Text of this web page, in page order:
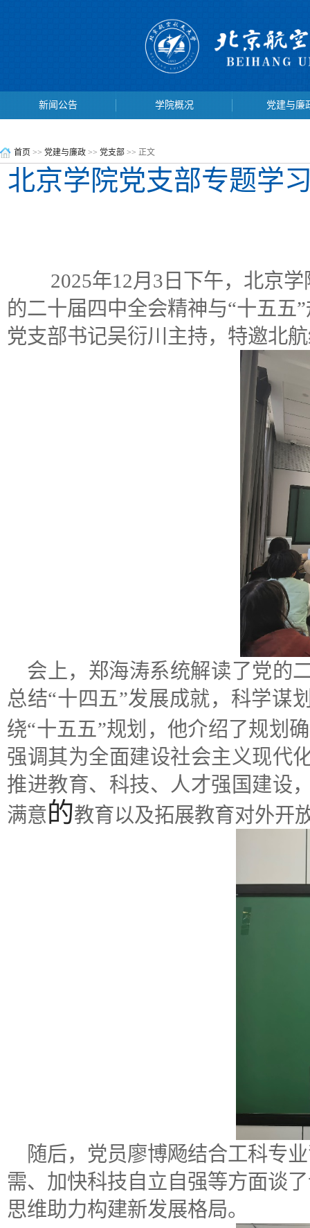
新闻公告 学院概况 党建与廉
首页 >> 党建与廉政 >> 党支部 >> 正文
北京学院党支部专题学
2025年12月3日下午，北京学
的二十届四中全会精神与“十五五
党支部书记吴衍川主持，特邀北
会上，郑海涛系统解读了党的
总结“十四五”发展成就，科学谋
绕“十五五”规划，他介绍了规划
强调其为全面建设社会主义现代
推进教育、科技、人才强国建设
满意的教育以及拓展教育对外开
随后，党员廖博飏结合工科专
需、加快科技自立自强等方面谈
思维助力构建新发展格局。